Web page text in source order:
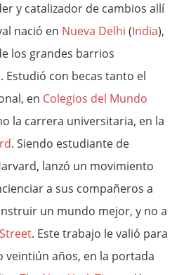
y catalizador de cambios allí
nació en Nueva Delhi (India),
los grandes barrios
. Estudió con becas tanto el
en Colegios del Mundo
la carrera universitaria, en la
. Siendo estudiante de
lanzó un movimiento
a sus compañeros a
un mundo mejor, y no a
. Este trabajo le valió para
veintiún años, en la portada